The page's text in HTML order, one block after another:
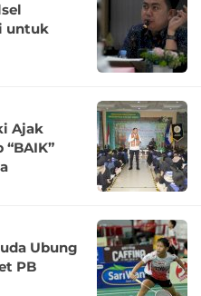
untuk
Ajak
Ubung
PB